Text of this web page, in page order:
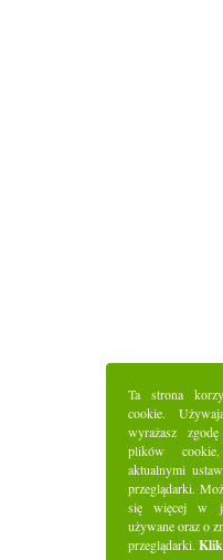
Ta strona
cookie.
wyrażasz
plików
aktualnymi
przeglądarki.
się więcej w
używane oraz o
przeglądarki.